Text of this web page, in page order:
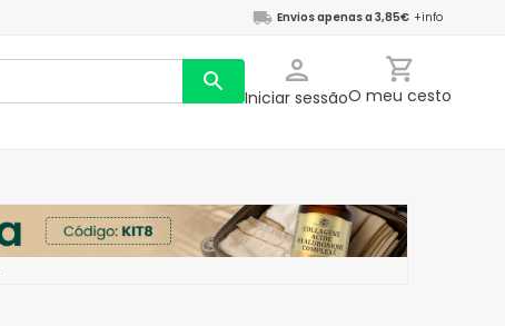
Envios apenas a 3,85€ +info
Iniciar sessãoO meu cesto